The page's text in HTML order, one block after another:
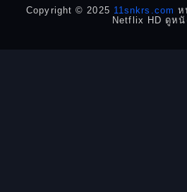
Detective สืบสวน
Copyright © 2025 11snkrs.com ห
Netflix HD ดูหนั